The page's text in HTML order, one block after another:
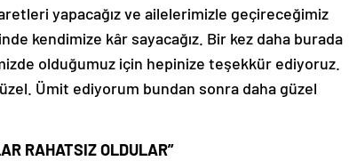
yapacağız ve ailelerimizle geçireceğimiz
kendimize kâr sayacağız. Bir kez daha burada
olduğumuz için hepinize teşekkür ediyoruz.
Ümit ediyorum bundan sonra daha güzel
RAHATSIZ OLDULAR”